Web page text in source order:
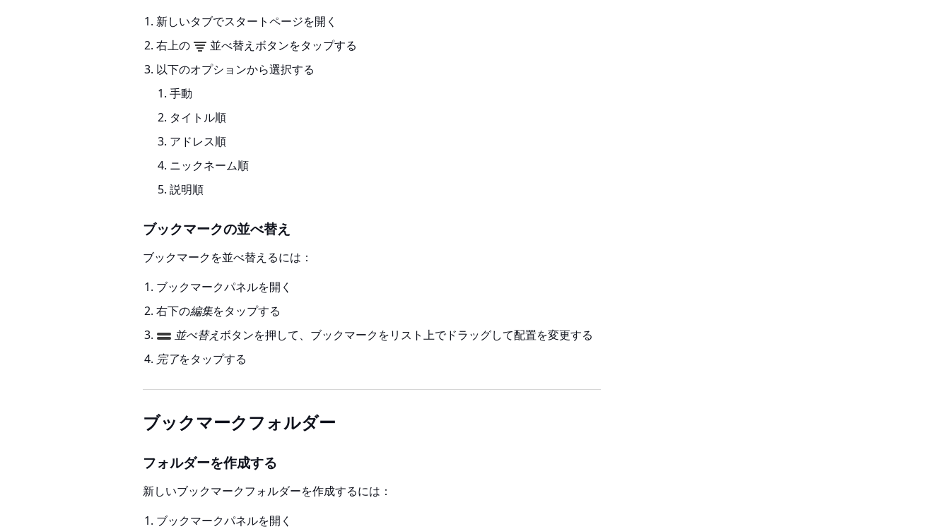
新しいタブでスタートページを開く
右上の
並べ替えボタンをタップする
以下のオプションから選択する
手動
タイトル順
アドレス順
ニックネーム順
説明順
ブックマークの並べ替え
ブックマークを並べ替えるには：
ブックマークパネルを開く
右下の編集をタップする
並べ替えボタンを押して、ブックマークをリスト上でドラッグして配置を変更する
完了をタップする
ブックマークフォルダー
フォルダーを作成する
新しいブックマークフォルダーを作成するには：
ブックマークパネルを開く